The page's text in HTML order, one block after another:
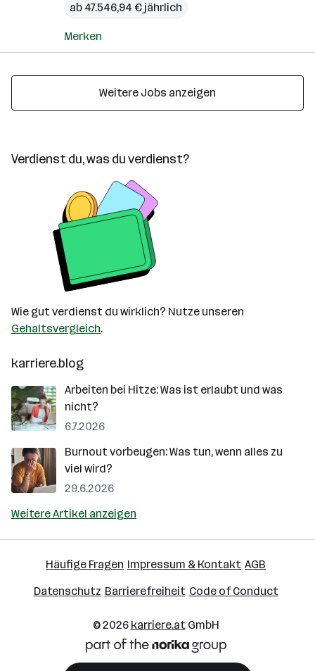
ab 47.546,94 € jährlich
Merken
Weitere Jobs anzeigen
Verdienst du, was du verdienst?
Wie gut verdienst du wirklich? Nutze unseren
Gehaltsvergleich.
karriere.blog
Arbeiten bei Hitze: Was ist erlaubt und was
nicht?
6.7.2026
Burnout vorbeugen: Was tun, wenn alles zu
viel wird?
29.6.2026
Weitere Artikel anzeigen
Häufige Fragen Impressum & Kontakt AGB
Datenschutz Barrierefreiheit Code of Conduct
© 2026 karriere.atGmbH